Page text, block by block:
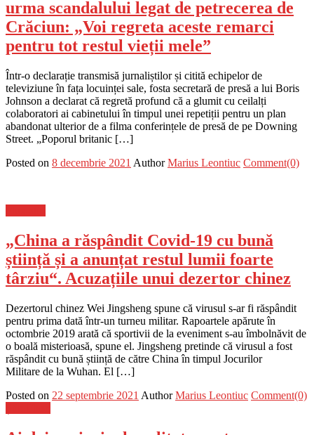
urma scandalului legat de petrecerea de
Crăciun: „Voi regreta aceste remarci
pentru tot restul vieții mele”
Într-o declarație transmisă jurnaliștilor și citită echipelor de
televiziune în fața locuinței sale, fosta secretară de presă a lui Boris
Johnson a declarat că regretă profund că a glumit cu ceilalți
colaboratori ai cabinetului în timpul unei repetiții pentru un plan
abandonat ulterior de a filma conferințele de presă de pe Downing
Street. „Poporul britanic […]
Posted on 8 decembrie 2021 Author Marius Leontiuc Comment(0)
„China a răspândit Covid-19 cu bună
știință și a anunțat restul lumii foarte
târziu“. Acuzațiile unui dezertor chinez
Dezertorul chinez Wei Jingsheng spune că virusul s-ar fi răspândit
pentru prima dată într-un turneu militar. Rapoartele apărute în
octombrie 2019 arată că sportivii de la eveniment s-au îmbolnăvit de
o boală misterioasă, spune el. Jingsheng pretinde că virusul a fost
răspândit cu bună știință de către China în timpul Jocurilor
Militare de la Wuhan. El […]
Posted on 22 septembrie 2021 Author Marius Leontiuc Comment(0)